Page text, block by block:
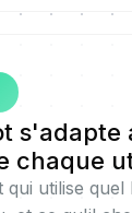
s'adapte
chaque
qui utilise quel